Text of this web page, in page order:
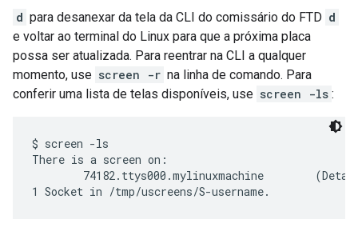
d para desanexar da tela da CLI do comissário do FTD d
e voltar ao terminal do Linux para que a próxima placa
possa ser atualizada. Para reentrar na CLI a qualquer
momento, use screen -r na linha de comando. Para
conferir uma lista de telas disponíveis, use screen -ls :
$ screen -ls
There is a screen on:
74182.ttys000.mylinuxmachine